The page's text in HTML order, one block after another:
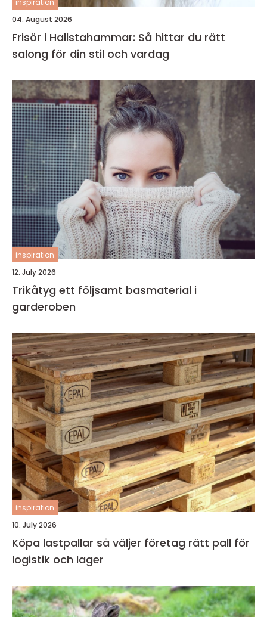
inspiration
04. August 2026
Frisör i Hallstahammar: Så hittar du rätt
salong för din stil och vardag
inspiration
12. July 2026
Trikåtyg ett följsamt basmaterial i
garderoben
inspiration
10. July 2026
Köpa lastpallar så väljer företag rätt pall för
logistik och lager